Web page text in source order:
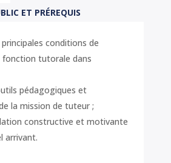
ET PRÉREQUIS
conditions de
fonction tutorale dans
pédagogiques et
la mission de tuteur ;
constructive et motivante
arrivant.